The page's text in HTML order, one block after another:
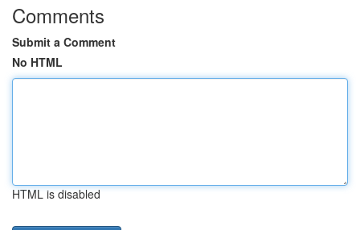
Comments
Submit a Comment
No HTML
HTML is disabled